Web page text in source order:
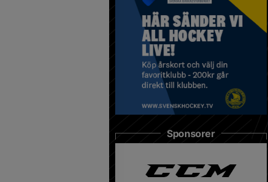
Sponsorer